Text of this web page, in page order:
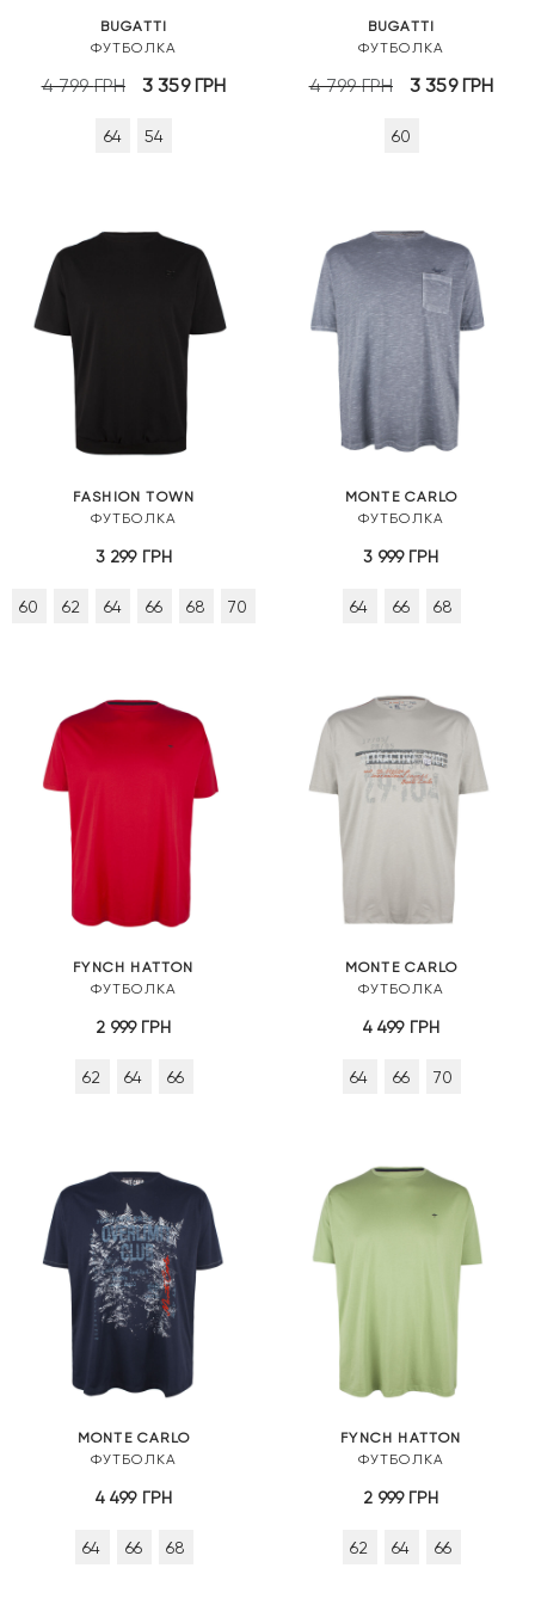
BUGATTI
ФУТБОЛКА
4 799ГРН
Оригінальна
4
3 359 ГРН
Поточна
64 54
BUGATTI
ФУТБОЛКА
4 799ГРН
Оригінальна
4
3 359 ГРН
60
FASHION TOWN
ФУТБОЛКА
3 299 ГРН
60 62 64 66 68 70
MONTE CARLO
ФУТБОЛКА
3 999 ГРН
64 66 68
FYNCH HATTON
ФУТБОЛКА
2 999 ГРН
62 64 66
MONTE CARLO
ФУТБОЛКА
4 499 ГРН
64 66 70
MONTE CARLO
ФУТБОЛКА
4 499 ГРН
64 66 68
FYNCH HATTON
ФУТБОЛКА
2 999 ГРН
62 64 66